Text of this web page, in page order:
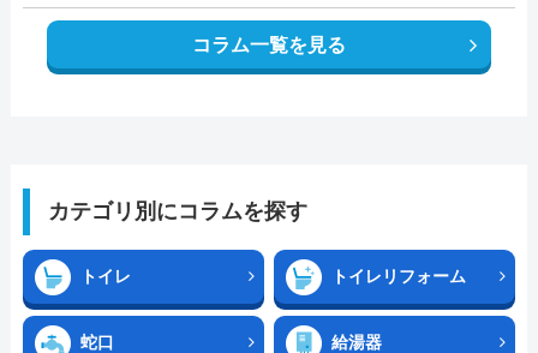
コラム一覧を見る
カテゴリ別にコラムを探す
トイレ トイレリフォーム
蛇口 給湯器